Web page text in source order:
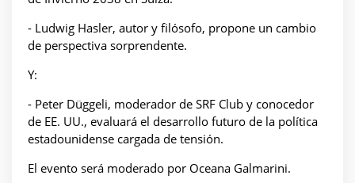
- Ludwig Hasler, autor y filósofo, propone un cambio
de perspectiva sorprendente.
Y:
- Peter Düggeli, moderador de SRF Club y conocedor
de EE. UU., evaluará el desarrollo futuro de la política
estadounidense cargada de tensión.
El evento será moderado por Oceana Galmarini.